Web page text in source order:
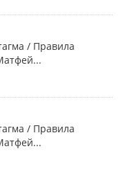
/ Правила
/ Правила